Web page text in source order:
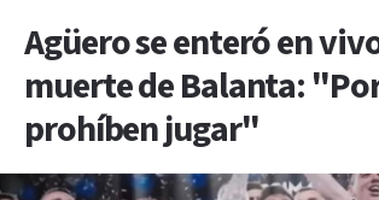
Agüero se enteró en
muerte de Balanta:
prohíben jugar"